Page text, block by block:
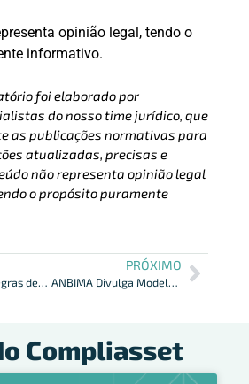
opinião legal, tendo o
informativo.
foi elaborado por
do nosso time jurídico, que
as publicações normativas para
atualizadas, precisas e
não representa opinião legal
o propósito puramente
Bacen Altera Regras de Autorização para Instituições Financeiras
PRÓXIMO
ANBIMA Divulga Modelo de Mandato ao Gestor para Efpc
Compliasset